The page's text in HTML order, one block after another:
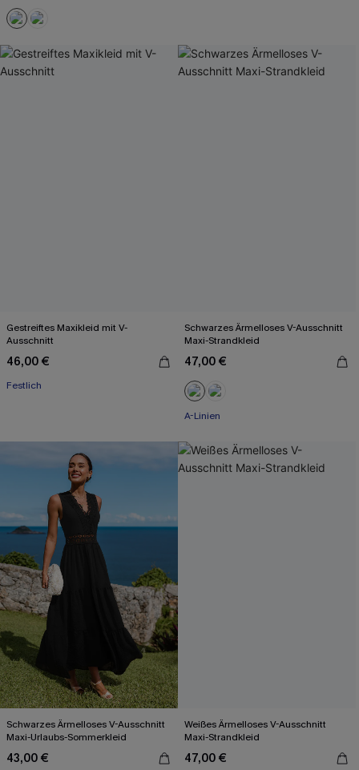
Gestreiftes Maxikleid mit V-
Ausschnitt
46,00 €
Festlich
Schwarzes Ärmelloses V-Ausschnitt
Maxi-Strandkleid
47,00 €
A-Linien
Schwarzes Ärmelloses V-Ausschnitt
Maxi-Urlaubs-Sommerkleid
43,00 €
Weißes Ärmelloses V-Ausschnitt
Maxi-Strandkleid
47,00 €